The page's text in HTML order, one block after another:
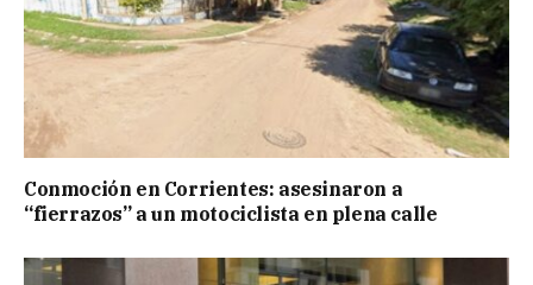
Conmoción en Corrientes: asesinaron a
“fierrazos” a un motociclista en plena calle